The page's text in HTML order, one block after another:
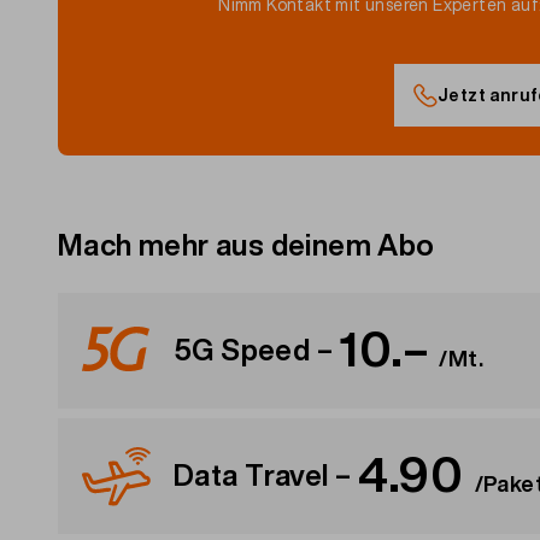
Nimm Kontakt mit unseren Experten
Jetzt
Mach mehr aus deinem Abo
5G Speed – 10.–/Mt.
Noch schneller: surfen mit bis zu 2 Gbit/s auf
Data Travel – 4.90 /